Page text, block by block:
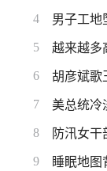
4 男子工地
5 越来越多
6 胡彦斌歌
7 美总统冷
8 防汛女干
9 睡眠地图